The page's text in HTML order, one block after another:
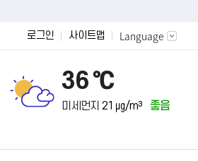
로그인 사이트맵 Language
36 ℃
미세먼지 21 ㎍/m³ 좋음